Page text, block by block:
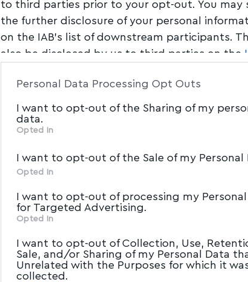
to third parties prior to your opt-out. You may
the further disclosure of your personal
on the IAB’s list of downstream participants.
also be disclosed by us to third parties on the
parties.
Personal Data Processing Opt Outs
I want to opt-out of the Sharing of my
data.
Opted In
I want to opt-out of the Sale of my Personal
Opted In
I want to opt-out of processing my Personal
for Targeted Advertising.
Opted In
I want to opt-out of Collection, Use,
Sale, and/or Sharing of my Personal Data
Unrelated with the Purposes for which it
collected.